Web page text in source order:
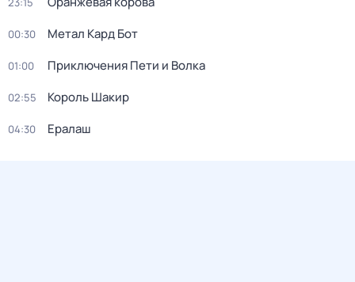
00:30 Метал Кард Бот
01:00 Приключения Пети и Волка
02:55 Король Шакир
04:30 Ералаш